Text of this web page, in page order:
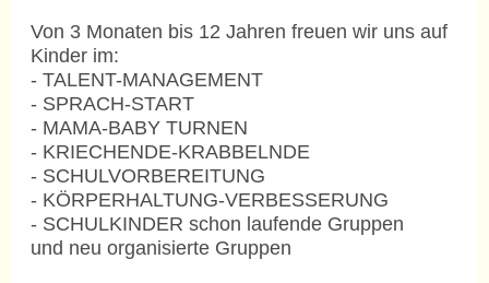
Von 3 Monaten bis 12 Jahren freuen wir uns auf
Kinder im:
- TALENT-MANAGEMENT
- SPRACH-START
- MAMA-BABY TURNEN
- KRIECHENDE-KRABBELNDE
- SCHULVORBEREITUNG
- KÖRPERHALTUNG-VERBESSERUNG
- SCHULKINDER schon laufende Gruppen
und neu organisierte Gruppen